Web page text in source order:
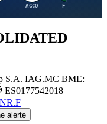
AGCO FCFS
S.A. IAG.MC BME:
ES0177542018
alerte